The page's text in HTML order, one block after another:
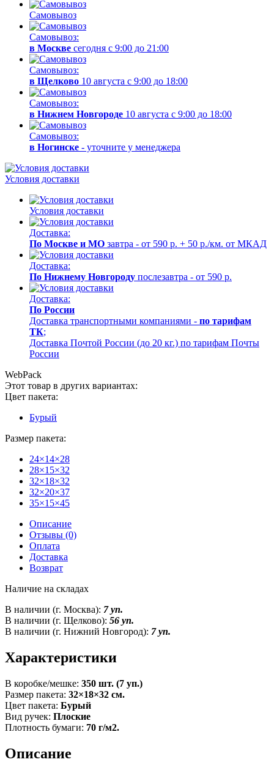
Самовывоз
Самовывоз:
в Москве сегодня с 9:00 до 21:00
Самовывоз:
в Щелково 10 августа с 9:00 до 18:00
Самовывоз:
в Нижнем Новгороде 10 августа с 9:00 до 18:00
Самовывоз:
в Ногинске - уточните у менеджера
Условия доставки
Условия доставки
Доставка:
По Москве и МО завтра - от 590 р. + 50 р./км. от МКАД
Доставка:
По Нижнему Новгороду послезавтра - от 590 р.
Доставка:
По России
Доставка транспортными компаниями - по тарифам
ТК;
Доставка Почтой России (до 20 кг.) по тарифам Почты
России
WebPack
Этот товар в других вариантах:
Цвет пакета:
Бурый
Размер пакета:
24×14×28
28×15×32
32×18×32
32×20×37
35×15×45
Описание
Отзывы (0)
Оплата
Доставка
Возврат
Наличие на складах
В наличии (г. Москва): 7 уп.
В наличии (г. Щелково): 56 уп.
В наличии (г. Нижний Новгород): 7 уп.
Характеристики
В коробке/мешке: 350 шт. (7 уп.)
Размер пакета: 32×18×32 см.
Цвет пакета: Бурый
Вид ручек: Плоские
Плотность бумаги: 70 г/м2.
Описание